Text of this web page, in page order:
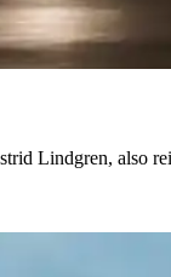
Lindgren, also